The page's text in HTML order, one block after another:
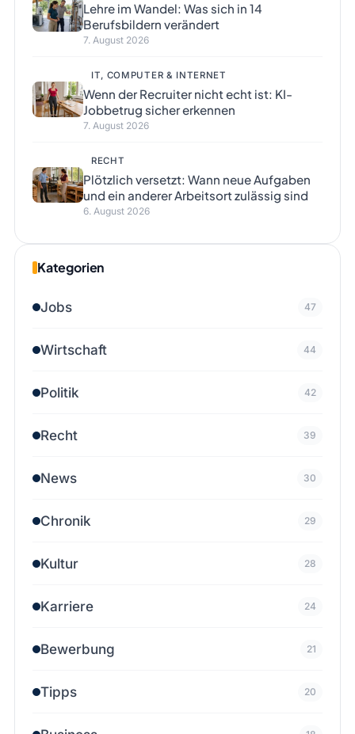
Lehre im Wandel: Was sich in 14
Berufsbildern verändert
7. August 2026
IT, COMPUTER & INTERNET
Wenn der Recruiter nicht echt ist: KI-
Jobbetrug sicher erkennen
7. August 2026
RECHT
Plötzlich versetzt: Wann neue Aufgaben
und ein anderer Arbeitsort zulässig sind
6. August 2026
Kategorien
Jobs 47
Wirtschaft 44
Politik 42
Recht 39
News 30
Chronik 29
Kultur 28
Karriere 24
Bewerbung 21
Tipps 20